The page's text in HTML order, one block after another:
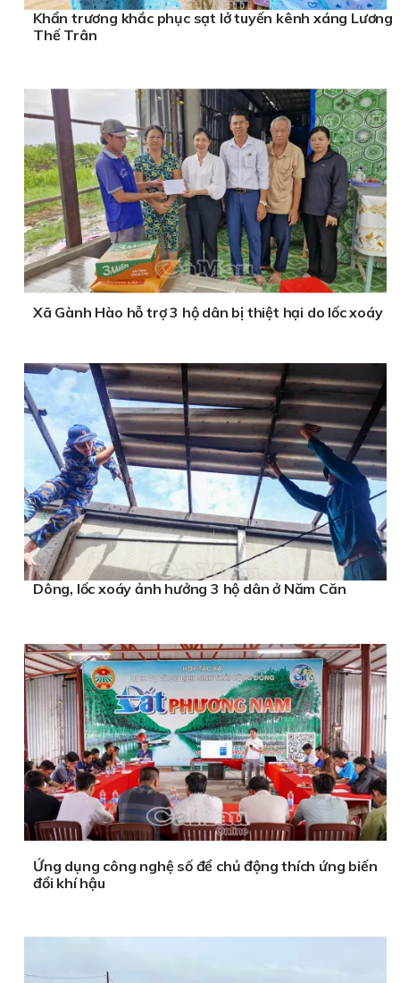
Khẩn trương khắc phục sạt lở tuyến kênh xáng Lương
Thế Trân
Xã Gành Hào hỗ trợ 3 hộ dân bị thiệt hại do lốc xoáy
Dông, lốc xoáy ảnh hưởng 3 hộ dân ở Năm Căn
Ứng dụng công nghệ số để chủ động thích ứng biến
đổi khí hậu